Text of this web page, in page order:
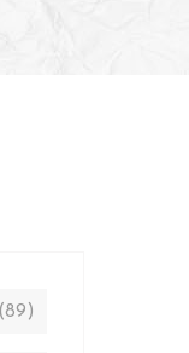
(89)